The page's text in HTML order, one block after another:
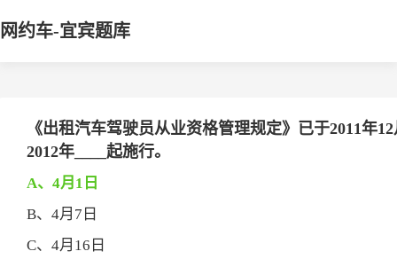
网约车-宜宾题库
《出租汽车驾驶员从业资格管理规定》已于2011年
2012年____起施行。
A、4月1日
B、4月7日
C、4月16日